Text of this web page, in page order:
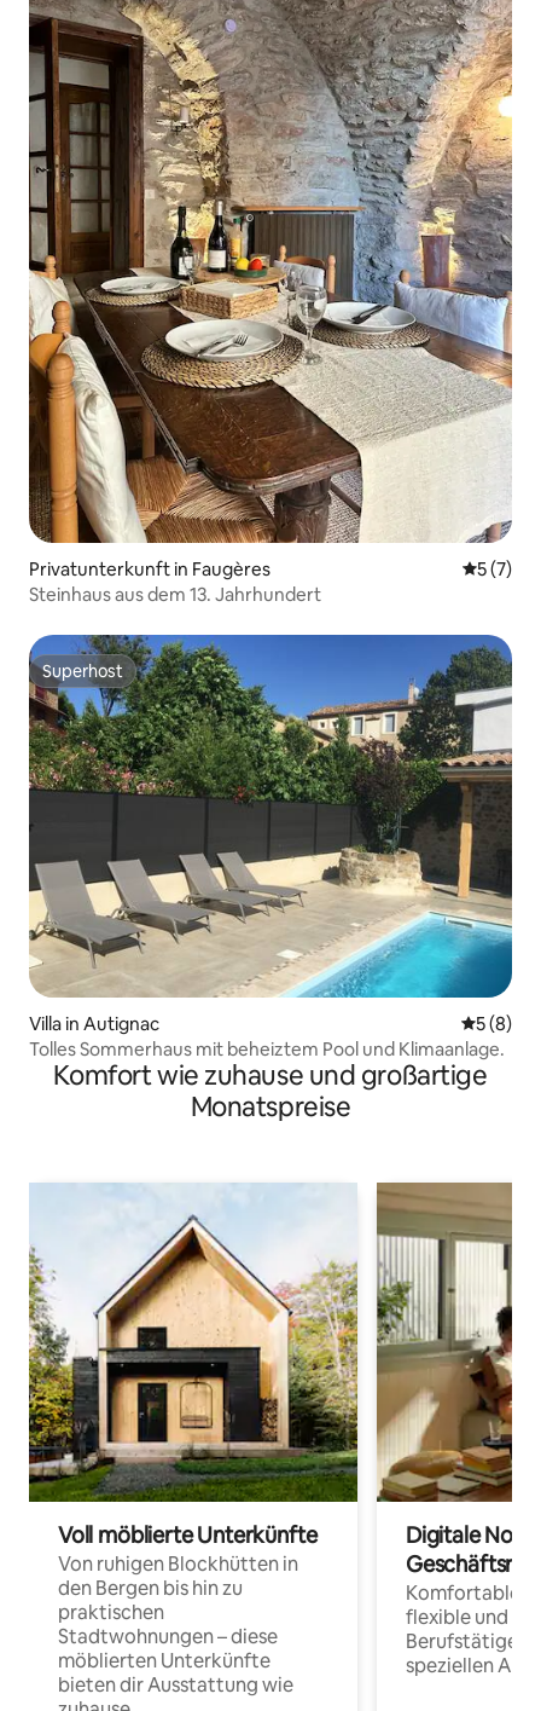
Privatunterkunft in Faugères
5 (7)
Steinhaus aus dem 13. Jahrhundert
Superhost
Superhost
Villa in Autignac
5 (8)
Tolles Sommerhaus mit beheiztem Pool und Klimaanlage.
Komfort wie zuhause und großartige
Monatspreise
Voll möblierte Unterkünfte
Von ruhigen Blockhütten in
den Bergen bis hin zu
praktischen
Stadtwohnungen – diese
möblierten Unterkünfte
bieten dir Ausstattung wie
Digitale
Komfortable
flexible und
Berufstätige
speziellen